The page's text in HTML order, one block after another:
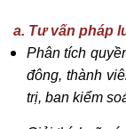
a. Tư vấn pháp
Phân tích
đông, thành
trị, ban kiểm